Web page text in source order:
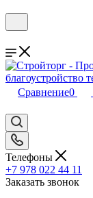
Сравнение0
Телефоны
+7 978 022 44 11
Заказать звонок